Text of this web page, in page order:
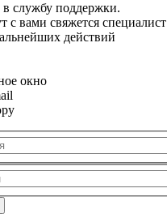
в службу поддержки.
с вами свяжется специалист
действий